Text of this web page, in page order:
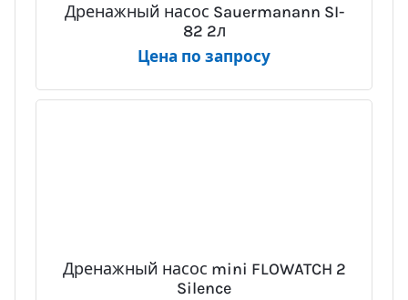
Дренажный насос Sauermanann SI-
82 2л
Цена по запросу
Дренажный насос mini FLOWATCH 2
Silence